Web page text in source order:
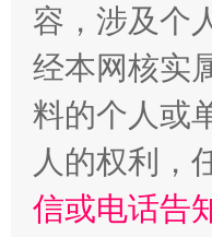
“蜀中异人”王建
容，涉及个
经本网核实
料的个人或
人的权利，
信或电话告